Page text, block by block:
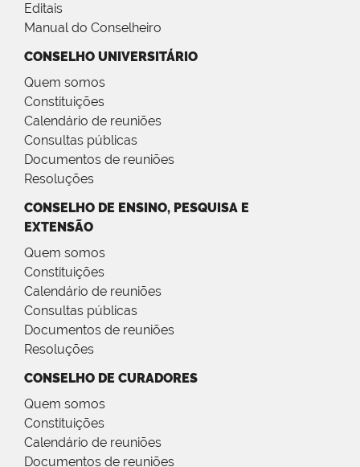
Editais
Manual do Conselheiro
CONSELHO UNIVERSITÁRIO
Quem somos
Constituições
Calendário de reuniões
Consultas públicas
Documentos de reuniões
Resoluções
CONSELHO DE ENSINO, PESQUISA E
EXTENSÃO
Quem somos
Constituições
Calendário de reuniões
Consultas públicas
Documentos de reuniões
Resoluções
CONSELHO DE CURADORES
Quem somos
Constituições
Calendário de reuniões
Documentos de reuniões